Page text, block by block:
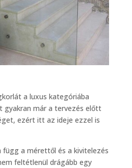
a luxus kategóriába
gyakran már a tervezés előtt
ezért itt az ideje ezzel is
a mérettől és a kivitelezés
feltétlenül drágább egy